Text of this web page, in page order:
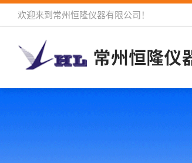
欢迎来到 常州恒隆仪器有限公司 ！